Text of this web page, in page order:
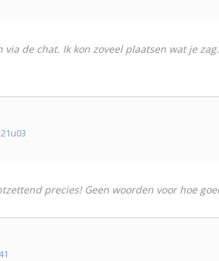
de chat. Ik kon zoveel plaatsen wat je
precies! Geen woorden voor hoe